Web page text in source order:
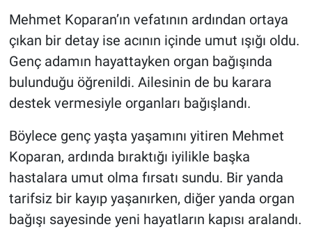
Mehmet Koparan’ın vefatının ardından ortaya
çıkan bir detay ise acının içinde umut ışığı oldu.
Genç adamın hayattayken organ bağışında
bulunduğu öğrenildi. Ailesinin de bu karara
destek vermesiyle organları bağışlandı.
Böylece genç yaşta yaşamını yitiren Mehmet
Koparan, ardında bıraktığı iyilikle başka
hastalara umut olma fırsatı sundu. Bir yanda
tarifsiz bir kayıp yaşanırken, diğer yanda organ
bağışı sayesinde yeni hayatların kapısı aralandı.